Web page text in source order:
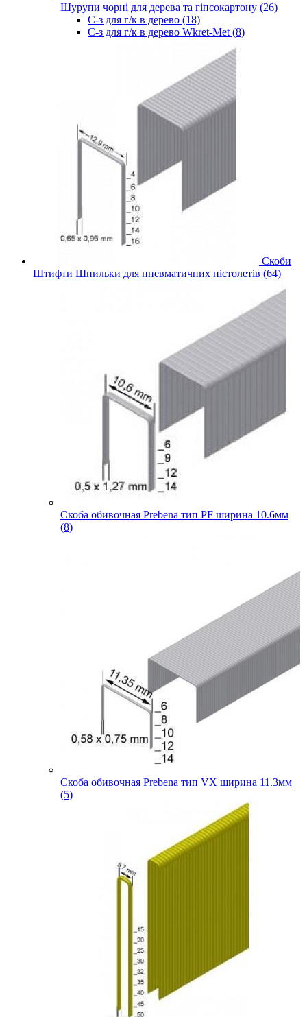
Шурупи чорні для дерева та гіпсокартону (26)
С-з для г/к в дерево (18)
С-з для г/к в дерево Wkret-Met (8)
Скоби
Штифти Шпильки для пневматичних пістолетів (64)
Скоба обивочная Prebena тип PF ширина 10.6мм
(8)
Скоба обивочная Prebena тип VX ширина 11.3мм
(5)